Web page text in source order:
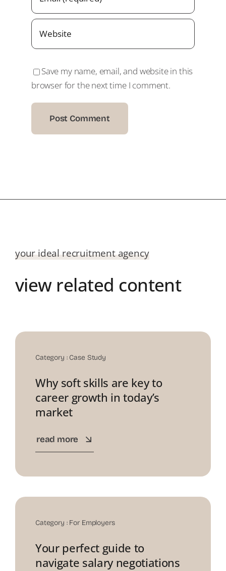
Save my name, email, and website in this
browser for the next time I comment.
your ideal recruitment agency
view related content
20
Category : Case Study
Why soft skills are key to
career growth in today’s
market
read more
Category : For Employers
Your perfect guide to
navigate salary negotiations